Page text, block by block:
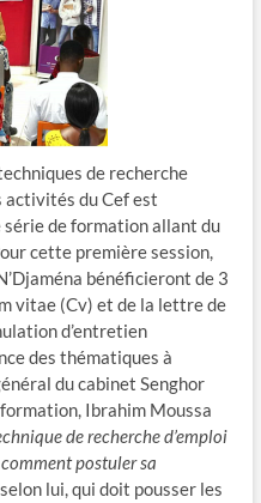
de recherche
activités du Cef est
série de formation allant du
cette première session,
bénéficieront de 3
vitae (Cv) et de la lettre de
d’entretien
des thématiques à
du cabinet Senghor
Ibrahim Moussa
de recherche d’emploi
postuler sa
lui, qui doit pousser les